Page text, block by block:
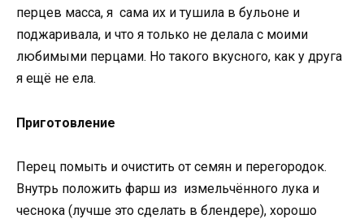
перцев масса, я сама их и тушила в бульоне и
поджаривала, и что я только не делала с моими
любимыми перцами. Но такого вкусного, как у друга
я ещё не ела.
Приготовление
Перец помыть и очистить от семян и перегородок.
Внутрь положить фарш из измельчённого лука и
чеснока (лучше это сделать в блендере), хорошо